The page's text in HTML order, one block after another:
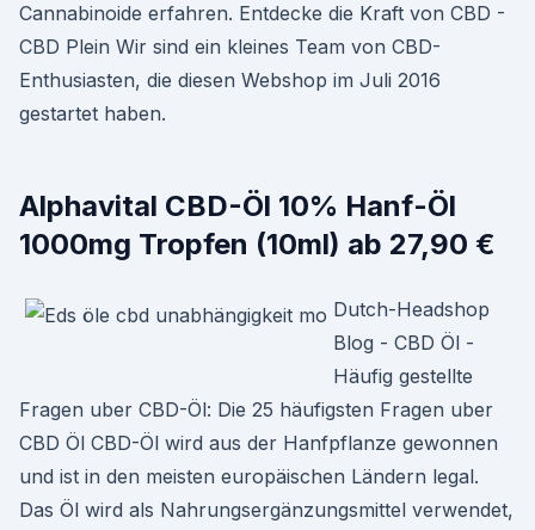
Cannabinoide erfahren. Entdecke die Kraft von CBD -
CBD Plein Wir sind ein kleines Team von CBD-
Enthusiasten, die diesen Webshop im Juli 2016
gestartet haben.
Alphavital CBD-Öl 10% Hanf-Öl
1000mg Tropfen (10ml) ab 27,90 €
Dutch-Headshop
Blog - CBD Öl -
Häufig gestellte
Fragen uber CBD-Öl: Die 25 häufigsten Fragen uber
CBD Öl CBD-Öl wird aus der Hanfpflanze gewonnen
und ist in den meisten europäischen Ländern legal.
Das Öl wird als Nahrungsergänzungsmittel verwendet,